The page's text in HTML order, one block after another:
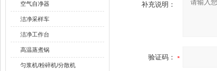
空气自净器
洁净采样车
洁净工作台
高温蒸煮锅
匀浆机/粉碎机/分散机
补充说明：
验证码：